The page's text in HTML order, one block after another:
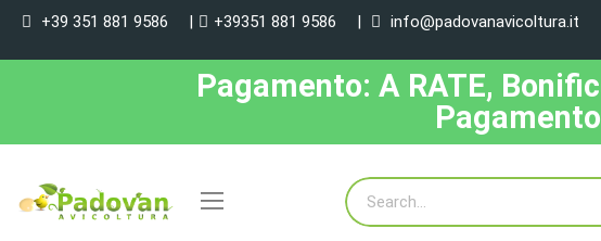
+39 351 881 9586 | +39351 881 9586 | info@padovanavicoltura.it
Pagamento: A RATE,